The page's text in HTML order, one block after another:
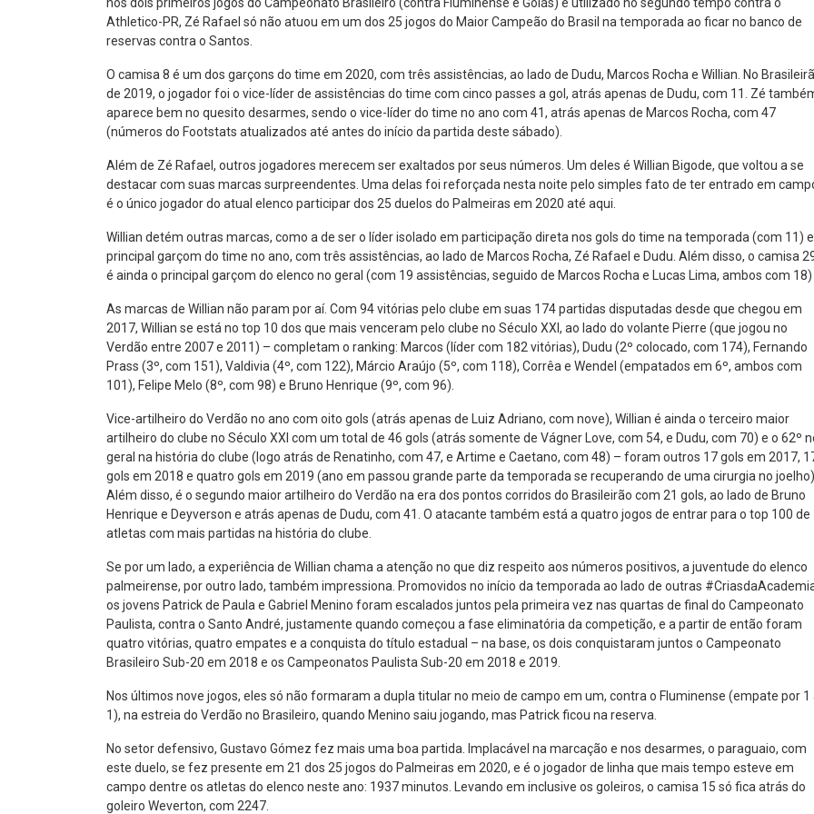
nos dois primeiros jogos do Campeonato Brasileiro (contra Fluminense e Goiás) e utilizado no segundo tempo contra o
Athletico-PR, Zé Rafael só não atuou em um dos 25 jogos do Maior Campeão do Brasil na temporada ao ficar no banco de
reservas contra o Santos.
O camisa 8 é um dos garçons do time em 2020, com três assistências, ao lado de Dudu, Marcos Rocha e Willian. No
de 2019, o jogador foi o vice-líder de assistências do time com cinco passes a gol, atrás apenas de Dudu, com 11. Zé
aparece bem no quesito desarmes, sendo o vice-líder do time no ano com 41, atrás apenas de Marcos Rocha, com 47
(números do Footstats atualizados até antes do início da partida deste sábado).
Além de Zé Rafael, outros jogadores merecem ser exaltados por seus números. Um deles é Willian Bigode, que voltou a se
destacar com suas marcas surpreendentes. Uma delas foi reforçada nesta noite pelo simples fato de ter entrado em
é o único jogador do atual elenco participar dos 25 duelos do Palmeiras em 2020 até aqui.
Willian detém outras marcas, como a de ser o líder isolado em participação direta nos gols do time na temporada (com 11)
principal garçom do time no ano, com três assistências, ao lado de Marcos Rocha, Zé Rafael e Dudu. Além disso, o camisa
é ainda o principal garçom do elenco no geral (com 19 assistências, seguido de Marcos Rocha e Lucas Lima, ambos com 18)
As marcas de Willian não param por aí. Com 94 vitórias pelo clube em suas 174 partidas disputadas desde que chegou em
2017, Willian se está no top 10 dos que mais venceram pelo clube no Século XXI, ao lado do volante Pierre (que jogou no
Verdão entre 2007 e 2011) – completam o ranking: Marcos (líder com 182 vitórias), Dudu (2º colocado, com 174), Fernando
Prass (3º, com 151), Valdivia (4º, com 122), Márcio Araújo (5º, com 118), Corrêa e Wendel (empatados em 6º, ambos com
101), Felipe Melo (8º, com 98) e Bruno Henrique (9º, com 96).
Vice-artilheiro do Verdão no ano com oito gols (atrás apenas de Luiz Adriano, com nove), Willian é ainda o terceiro maior
artilheiro do clube no Século XXI com um total de 46 gols (atrás somente de Vágner Love, com 54, e Dudu, com 70) e o 62º
geral na história do clube (logo atrás de Renatinho, com 47, e Artime e Caetano, com 48) – foram outros 17 gols em 2017,
gols em 2018 e quatro gols em 2019 (ano em passou grande parte da temporada se recuperando de uma cirurgia no
Além disso, é o segundo maior artilheiro do Verdão na era dos pontos corridos do Brasileirão com 21 gols, ao lado de Bruno
Henrique e Deyverson e atrás apenas de Dudu, com 41. O atacante também está a quatro jogos de entrar para o top 100 de
atletas com mais partidas na história do clube.
Se por um lado, a experiência de Willian chama a atenção no que diz respeito aos números positivos, a juventude do elenco
palmeirense, por outro lado, também impressiona. Promovidos no início da temporada ao lado de outras
os jovens Patrick de Paula e Gabriel Menino foram escalados juntos pela primeira vez nas quartas de final do Campeonato
Paulista, contra o Santo André, justamente quando começou a fase eliminatória da competição, e a partir de então foram
quatro vitórias, quatro empates e a conquista do título estadual – na base, os dois conquistaram juntos o Campeonato
Brasileiro Sub-20 em 2018 e os Campeonatos Paulista Sub-20 em 2018 e 2019.
Nos últimos nove jogos, eles só não formaram a dupla titular no meio de campo em um, contra o Fluminense (empate por 1
1), na estreia do Verdão no Brasileiro, quando Menino saiu jogando, mas Patrick ficou na reserva.
No setor defensivo, Gustavo Gómez fez mais uma boa partida. Implacável na marcação e nos desarmes, o paraguaio, com
este duelo, se fez presente em 21 dos 25 jogos do Palmeiras em 2020, e é o jogador de linha que mais tempo esteve em
campo dentre os atletas do elenco neste ano: 1937 minutos. Levando em inclusive os goleiros, o camisa 15 só fica atrás do
goleiro Weverton, com 2247.